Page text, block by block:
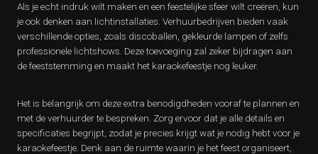
Als je echt indruk wilt maken en een feestelijke sfeer wilt creëren, kun
je ook denken aan lichtinstallaties. Verhuurbedrijven bieden vaak
verschillende opties, zoals discoballen, gekleurde lampen of zelfs
professionele lichtshows. Deze toevoeging zal zeker bijdragen aan
de feeststemming en maakt het karaokefeestje nog leuker.
Het is belangrijk om deze extra benodigdheden vooraf te plannen en
met de verhuurder te bespreken. Zorg ervoor dat je alle details en
specificaties begrijpt, zodat je precies krijgt wat je nodig hebt voor je
karaokefeestje. Denk aan de ruimte waarin je het feest organiseert,